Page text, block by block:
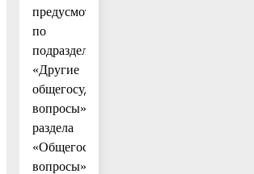
предусмотренных
по
подразделу
«Другие
общегосударственные
вопросы»
раздела
«Общегосударственные
вопросы»